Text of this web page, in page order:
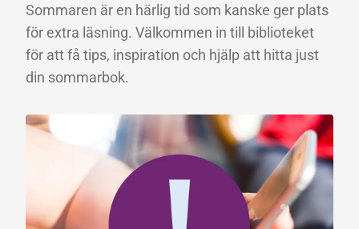
Sommaren är en härlig tid som kanske ger plats
för extra läsning. Välkommen in till biblioteket
för att få tips, inspiration och hjälp att hitta just
din sommarbok.